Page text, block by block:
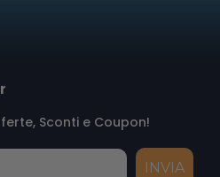
Sconti e Coupon!
INVIA